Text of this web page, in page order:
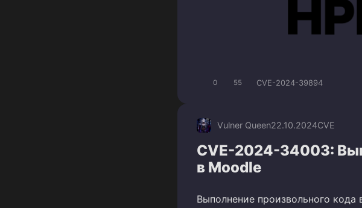
0 55 CVE-2024-39894
Vulner Queen22.10.2024CVE
CVE-2024-34003:
в Moodle
Выполнение произвольного кода